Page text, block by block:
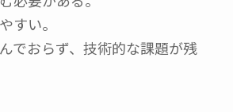
すい。
でおらず、技術的な課題が残